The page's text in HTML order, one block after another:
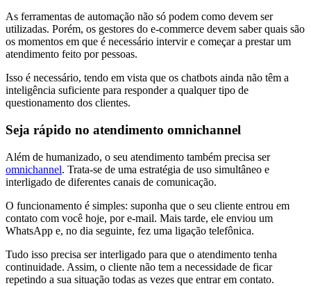
As ferramentas de automação não só podem como devem ser
utilizadas. Porém, os gestores do e-commerce devem saber quais são
os momentos em que é necessário intervir e começar a prestar um
atendimento feito por pessoas.
Isso é necessário, tendo em vista que os chatbots ainda não têm a
inteligência suficiente para responder a qualquer tipo de
questionamento dos clientes.
Seja rápido no atendimento omnichannel
Além de humanizado, o seu atendimento também precisa ser
omnichannel. Trata-se de uma estratégia de uso simultâneo e
interligado de diferentes canais de comunicação.
O funcionamento é simples: suponha que o seu cliente entrou em
contato com você hoje, por e-mail. Mais tarde, ele enviou um
WhatsApp e, no dia seguinte, fez uma ligação telefônica.
Tudo isso precisa ser interligado para que o atendimento tenha
continuidade. Assim, o cliente não tem a necessidade de ficar
repetindo a sua situação todas as vezes que entrar em contato.